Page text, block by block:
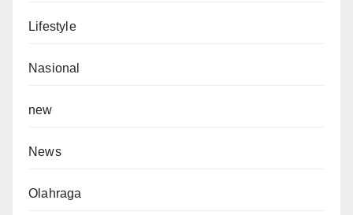
Lifestyle
Nasional
new
News
Olahraga